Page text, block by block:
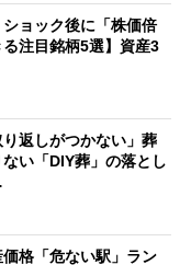
ショック後に「株価倍
注目銘柄5選】資産3
り返しがつかない」葬
い「DIY葬」の落とし
価格「危ない駅」ラン